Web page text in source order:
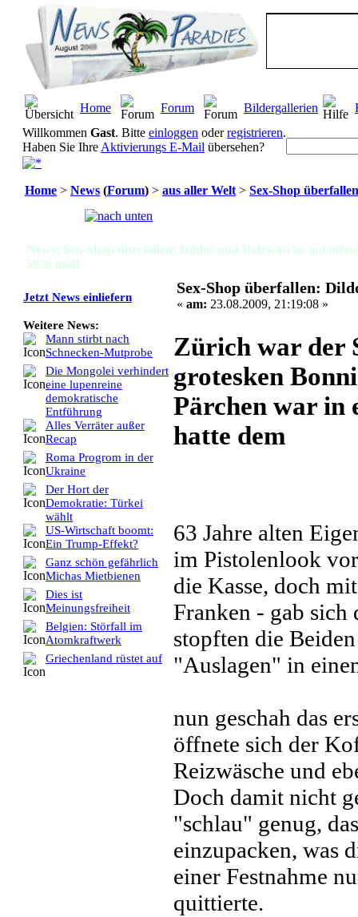
Home Forum Bildergallerien
Willkommen Gast. Bitte einloggen oderregistrieren.
Haben Sie Ihre Aktivierungs E-Mail übersehen?
Home > News (Forum) > aus aller Welt > Sex-Shop
News: Sex-Shop überfallen: Dildos und Reizwäsche auf
5936 mal)
Jetzt News einliefern
Weitere News:
Mann stirbt nach
Schnecken-Mutprobe
Die Mongolei verhindert
eine lupenreine
demokratische
Entführung
Alles Verräter außer
Recap
Roma Progrom in der
Ukraine
Der Hort der
Demokratie: Türkei
wählt
US-Wirtschaft boomt:
Ein Trump-Effekt?
Ganz schön gefährlich
Michas Mietbienen
Dies ist
Meinungsfreiheit
Belgien: Störfall im
Atomkraftwerk
Griechenland rüstet auf
Sex-Shop überfallen:
« am: 23.08.2009, 21:19:08 »
Zürich war der
grotesken
Pärchen war in
hatte dem
63 Jahre alten
im Pistolenlook
die Kasse, doch
Franken - gab sich
stopften die
"Auslagen" in
nun geschah das
öffnete sich der
Reizwäsche und
Doch damit nicht
"schlau" genug,
einzupacken, was
einer Festnahme
quittierte.